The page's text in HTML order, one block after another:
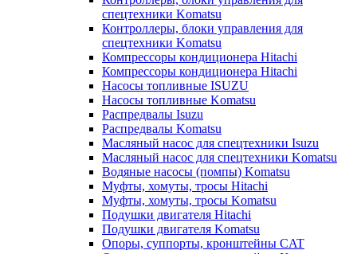
спецтехники Komatsu
Контроллеры, блоки управления для
спецтехники Komatsu
Компрессоры кондиционера Hitachi
Компрессоры кондиционера Hitachi
Насосы топливные ISUZU
Насосы топливные Komatsu
Распредвалы Isuzu
Распредвалы Komatsu
Масляный насос для спецтехники Isuzu
Масляный насос для спецтехники Komatsu
Водяные насосы (помпы) Komatsu
Муфты, хомуты, тросы Hitachi
Муфты, хомуты, тросы Komatsu
Подушки двигателя Hitachi
Подушки двигателя Komatsu
Опоры, суппорты, кронштейны CAT